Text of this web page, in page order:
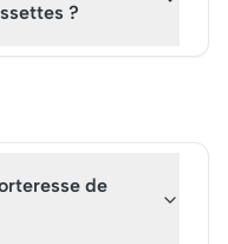
?
de